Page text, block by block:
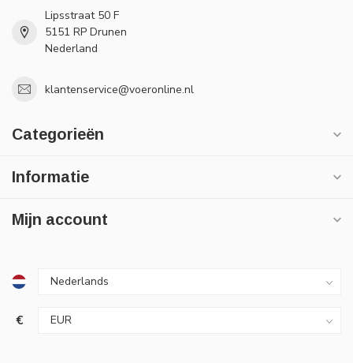
Lipsstraat 50 F
5151 RP Drunen
Nederland
klantenservice@voeronline.nl
Categorieën
Informatie
Mijn account
€